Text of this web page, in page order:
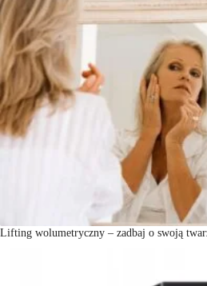
Lifting wolumetryczny – zadbaj o swoją